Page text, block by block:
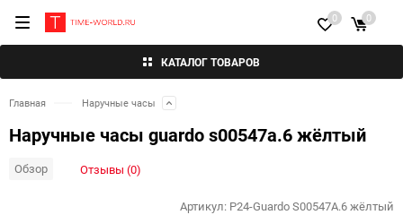
КАТАЛОГ ТОВАРОВ
0 0
Главная Наручные часы
Наручные часы guardo s00547a.6 жёлтый
Обзор Отзывы (0)
Артикул: P24-Guardo S00547A.6 жёлтый